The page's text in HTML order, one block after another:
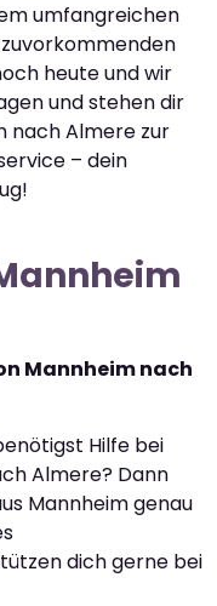
umfangreichen
heute und wir
und stehen dir
nach Almere zur
– dein
Mannheim nach
Hilfe bei
Almere? Dann
Mannheim genau
dich gerne bei